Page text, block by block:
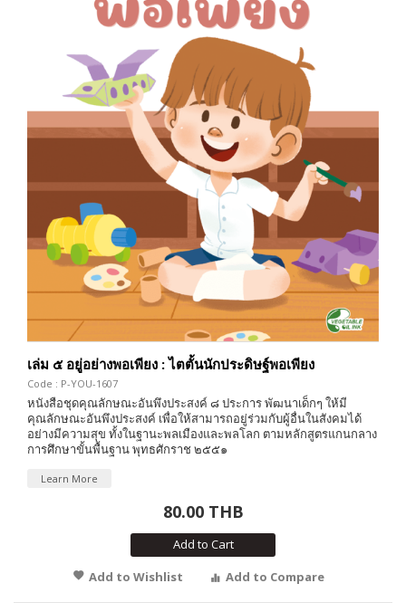
เล่ม ๕ อยู่อย่างพอเพียง : ไตตั้นนักประดิษฐ์พอเพียง
Code : P-YOU-1607
หนังสือชุดคุณลักษณะอันพึงประสงค์ ๘ ประการ พัฒนาเด็กๆ ให้มี
คุณลักษณะอันพึงประสงค์ เพื่อให้สามารถอยู่ร่วมกับผู้อื่นในสังคมได้
อย่างมีความสุข ทั้งในฐานะพลเมืองและพลโลก ตามหลักสูตรแกนกลาง
การศึกษาขั้นพื้นฐาน พุทธศักราช ๒๕๕๑
Learn More
80.00 THB
Add to Cart
Add to Wishlist
Add to Compare